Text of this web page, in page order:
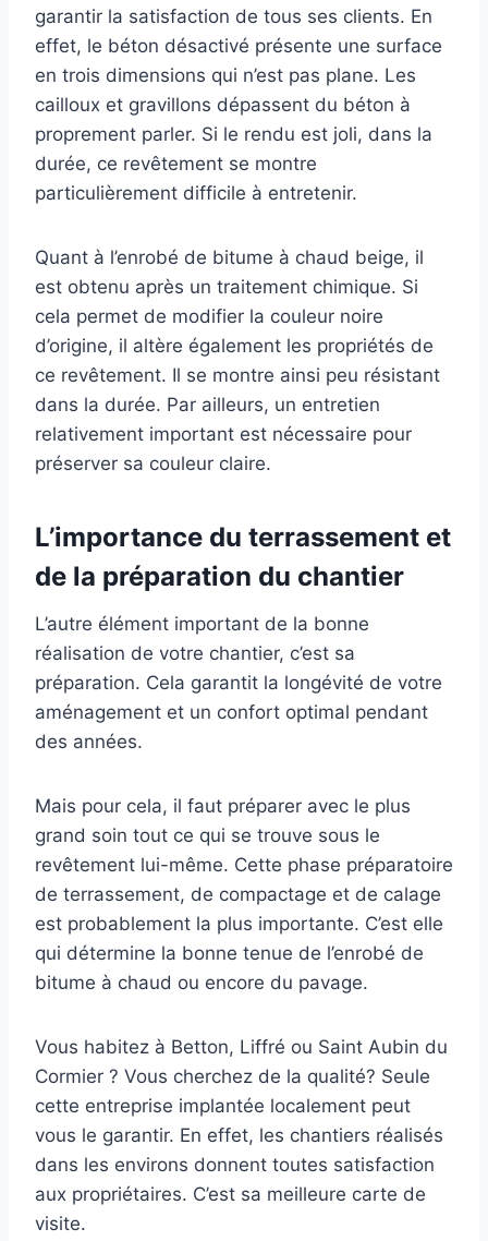
garantir la satisfaction de tous ses clients. En
effet, le béton désactivé présente une surface
en trois dimensions qui n’est pas plane. Les
cailloux et gravillons dépassent du béton à
proprement parler. Si le rendu est joli, dans la
durée, ce revêtement se montre
particulièrement difficile à entretenir.
Quant à l’enrobé de bitume à chaud beige, il
est obtenu après un traitement chimique. Si
cela permet de modifier la couleur noire
d’origine, il altère également les propriétés de
ce revêtement. Il se montre ainsi peu résistant
dans la durée. Par ailleurs, un entretien
relativement important est nécessaire pour
préserver sa couleur claire.
L’importance du terrassement et
de la préparation du chantier
L’autre élément important de la bonne
réalisation de votre chantier, c’est sa
préparation. Cela garantit la longévité de votre
aménagement et un confort optimal pendant
des années.
Mais pour cela, il faut préparer avec le plus
grand soin tout ce qui se trouve sous le
revêtement lui-même. Cette phase préparatoire
de terrassement, de compactage et de calage
est probablement la plus importante. C’est elle
qui détermine la bonne tenue de l’enrobé de
bitume à chaud ou encore du pavage.
Vous habitez à Betton, Liffré ou Saint Aubin du
Cormier ? Vous cherchez de la qualité? Seule
cette entreprise implantée localement peut
vous le garantir. En effet, les chantiers réalisés
dans les environs donnent toutes satisfaction
aux propriétaires. C’est sa meilleure carte de
visite.